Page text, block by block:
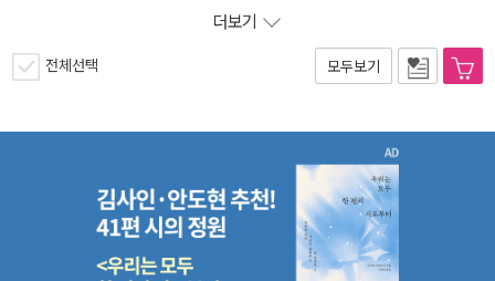
더보기
전체선택 모두보기